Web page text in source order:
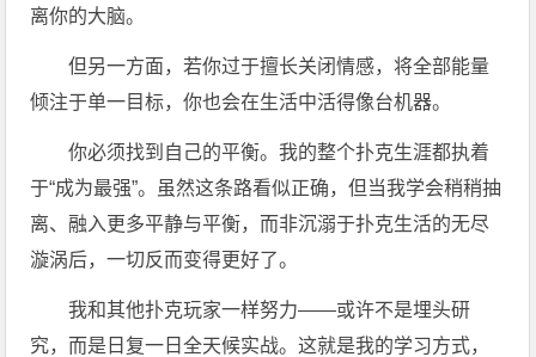
离你的大脑。
但另一方面，若你过于擅长关闭情感，将全部能量
倾注于单一目标，你也会在生活中活得像台机器。
你必须找到自己的平衡。我的整个扑克生涯都执着
于“成为最强”。虽然这条路看似正确，但当我学会稍稍抽
离、融入更多平静与平衡，而非沉溺于扑克生活的无尽
漩涡后，一切反而变得更好了。
我和其他扑克玩家一样努力——或许不是埋头研
究，而是日复一日全天候实战。这就是我的学习方式，